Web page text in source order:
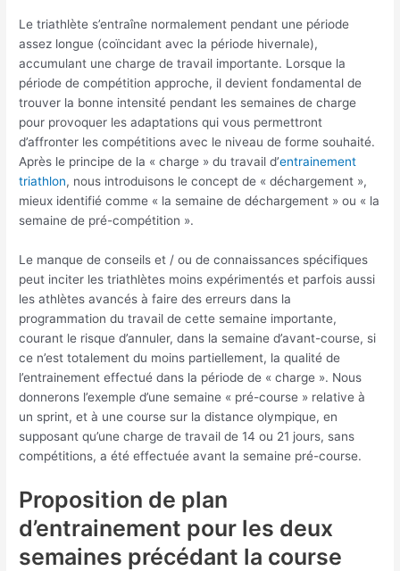
Le triathlète s’entraîne normalement pendant une période
assez longue (coïncidant avec la période hivernale),
accumulant une charge de travail importante. Lorsque la
période de compétition approche, il devient fondamental de
trouver la bonne intensité pendant les semaines de charge
pour provoquer les adaptations qui vous permettront
d’affronter les compétitions avec le niveau de forme souhaité.
Après le principe de la « charge » du travail d’entrainement
triathlon, nous introduisons le concept de « déchargement »,
mieux identifié comme « la semaine de déchargement » ou « la
semaine de pré-compétition ».
Le manque de conseils et / ou de connaissances spécifiques
peut inciter les triathlètes moins expérimentés et parfois aussi
les athlètes avancés à faire des erreurs dans la
programmation du travail de cette semaine importante,
courant le risque d’annuler, dans la semaine d’avant-course, si
ce n’est totalement du moins partiellement, la qualité de
l’entrainement effectué dans la période de « charge ». Nous
donnerons l’exemple d’une semaine « pré-course » relative à
un sprint, et à une course sur la distance olympique, en
supposant qu’une charge de travail de 14 ou 21 jours, sans
compétitions, a été effectuée avant la semaine pré-course.
Proposition de plan
d’entrainement pour les deux
semaines précédant la course